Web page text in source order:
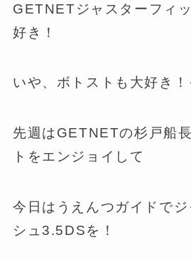
GETNETジャスターフィ
好き！
いや、ボトストも大好き
先週はGETNETの杉戸船
トをエンジョイして
今日はうえんつガイドで
シュ3.5DSを！